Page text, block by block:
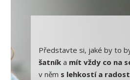
Představte si, jaké by to
šatník a mít vždy co na
v něm s lehkostí a